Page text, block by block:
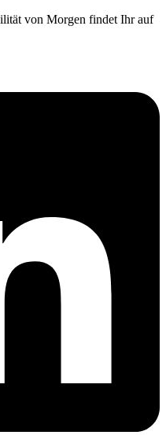
von Morgen findet Ihr auf